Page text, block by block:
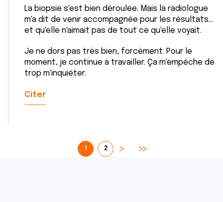
La biopsie s'est bien déroulée. Mais la radiologue
m'a dit de venir accompagnée pour les résultats...
et qu'elle n'aimait pas de tout ce qu'elle voyait.
Je ne dors pas très bien, forcément. Pour le
moment, je continue à travailler. Ça m'empêche de
trop m'inquiéter.
Citer
1 2